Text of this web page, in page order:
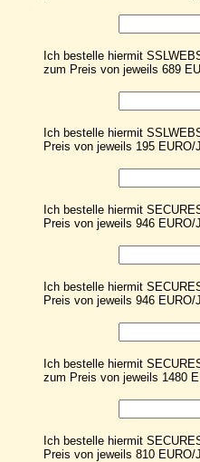
Ich bestelle hiermit
zum Preis von jeweils 689
Ich bestelle hiermit
Preis von jeweils 195
Ich bestelle hiermit
Preis von jeweils 946
Ich bestelle hiermit
Preis von jeweils 946
Ich bestelle hiermit
zum Preis von jeweils 1480
Ich bestelle hiermit
Preis von jeweils 810